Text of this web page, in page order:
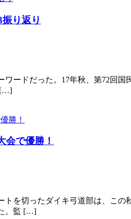
り返り
ードだった。17年秋、第72回
[…]
会で優勝！
を切ったダイキ弓道部は、こ
。監 […]